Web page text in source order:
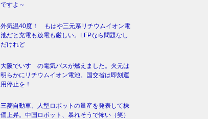
ですよ～
外気温40度！ もはや三元系リチウムイオン電
池だと充電も放電も厳しい。LFPなら問題なし
だけれど
大阪でいすゞの電気バスが燃えました。火元は
明らかにリチウムイオン電池。国交省は即刻運
用停止を！
三菱自動車、人型ロボットの量産を発表して株
価上昇。中国ロボット、暴れそうで怖い（笑）